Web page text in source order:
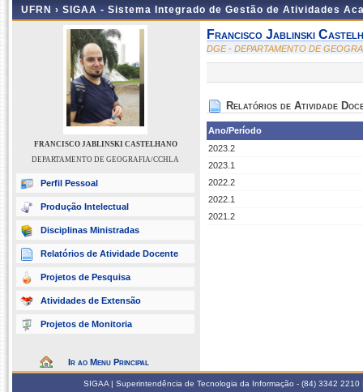
UFRN › SIGAA - Sistema Integrado de Gestão de Atividades
FRANCISCO JABLINSKI CASTELHANO
DEPARTAMENTO DE GEOGRAFIA/CCHLA
Perfil Pessoal
Produção Intelectual
Disciplinas Ministradas
Relatórios de Atividade Docente
Projetos de Pesquisa
Atividades de Extensão
Projetos de Monitoria
Ir ao Menu Principal
Francisco Jablinski
DGE - DEPARTAMENTO DE
Relatórios de Atividade
Ano/Período
2023.2
2023.1
2022.2
2022.1
2021.2
SIGAA | Superintendência de Tecnologia da Informação - (84) 3342